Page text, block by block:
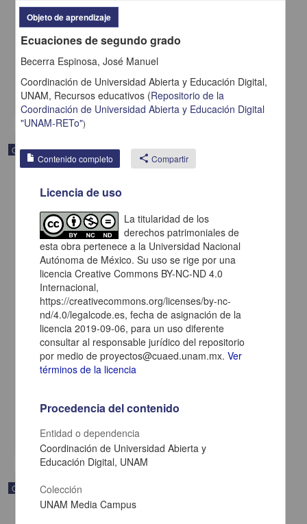
Función Inversa
Becerra Espinosa, José Manuel - Coordinación de Universidad
Abierta y Educación a Distancia, UNAM; Dirección General de la
Escuela Nacional Preparatoria, UNAM
2019-09-06
Objeto de aprendizaje
Modelado de funciones
Becerra Espinosa, José Manuel - Coordinación de Universidad
Abierta y Educación a Distancia, UNAM; Dirección General de la
Multidisciplina
Objeto de aprendizaje
Objeto de aprendizaje
Ecuaciones de segundo grado
Becerra Espinosa, José Manuel
Coordinación de Universidad Abierta y Educación Digital,
UNAM, Recursos educativos (Repositorio de la
Coordinación de Universidad Abierta y Educación Digital
"UNAM-RETo")
Contenido completo share Compartir
Licencia de uso
La titularidad de los
derechos patrimoniales de
esta obra pertenece a la Universidad Nacional
Autónoma de México. Su uso se rige por una
licencia Creative Commons BY-NC-ND 4.0
Internacional,
https://creativecommons.org/licenses/by-nc-
nd/4.0/legalcode.es, fecha de asignación de la
licencia 2019-09-06, para un uso diferente
consultar al responsable jurídico del repositorio
por medio de proyectos@cuaed.unam.mx.Ver
términos de la licencia
Procedencia del contenido
Entidad o dependencia
Coordinación de Universidad Abierta y
Educación Digital, UNAM
Colección
UNAM Media Campus